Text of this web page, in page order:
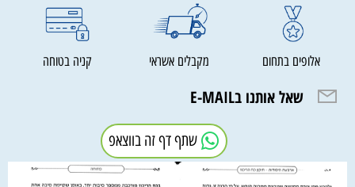
אלופים בתחום מקבלים אשראי קניה בטוחה
שאל אותנו בE-MAIL
שתף דף זה בווצאפ